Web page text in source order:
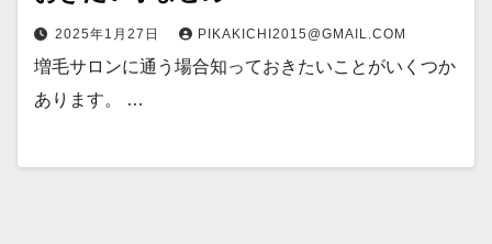
2025年1月27日 PIKAKICHI2015@GMAIL.COM
増毛サロンに通う場合知っておきたいことがいくつか
あります。 …